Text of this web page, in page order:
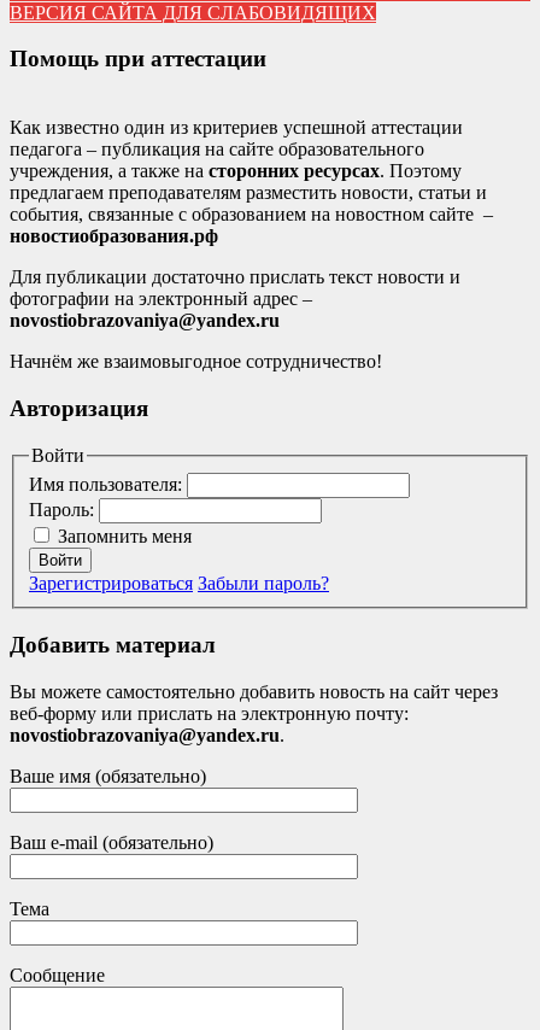
ВЕРСИЯ САЙТА ДЛЯ СЛАБОВИДЯЩИХ
Помощь при аттестации
Как известно один из критериев успешной аттестации
педагога – публикация на сайте образовательного
учреждения, а также на сторонних ресурсах. Поэтому
предлагаем преподавателям разместить новости, статьи и
события, связанные с образованием на новостном сайте –
новостиобразования.рф
Для публикации достаточно прислать текст новости и
фотографии на электронный адрес –
novostiobrazovaniya@yandex.ru
Начнём же взаимовыгодное сотрудничество!
Авторизация
Войти
Имя пользователя:
Пароль:
Запомнить меня
Войти
Зарегистрироваться Забыли пароль?
Добавить материал
Вы можете самостоятельно добавить новость на сайт через
веб-форму или прислать на электронную почту:
novostiobrazovaniya@yandex.ru.
Ваше имя (обязательно)
Ваш e-mail (обязательно)
Тема
Сообщение